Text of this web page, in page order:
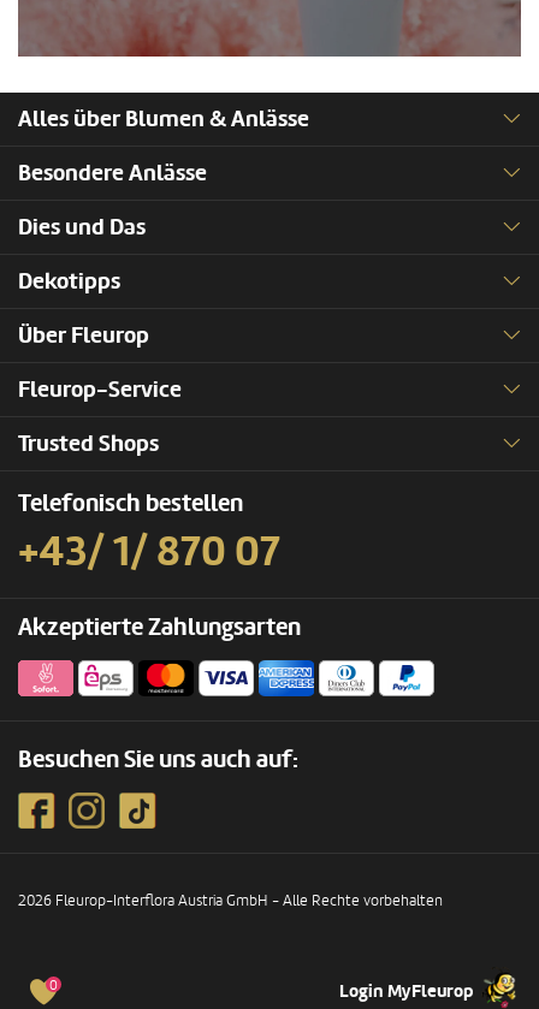
0 Login MyFleurop
Alles über Blumen & Anlässe
Besondere Anlässe
Dies und Das
Dekotipps
Über Fleurop
Fleurop-Service
Trusted Shops
Telefonisch bestellen
+43/ 1/ 870 07
Akzeptierte Zahlungsarten
Besuchen Sie uns auch auf:
2026 Fleurop-Interflora Austria GmbH - Alle Rechte vorbehalten